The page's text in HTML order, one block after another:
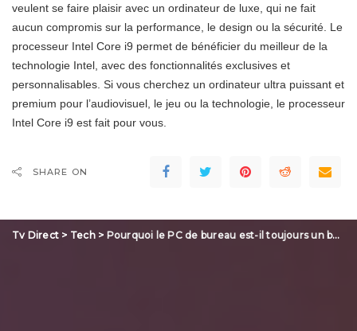
veulent se faire plaisir avec un ordinateur de luxe, qui ne fait
aucun compromis sur la performance, le design ou la sécurité. Le
processeur Intel Core i9 permet de bénéficier du meilleur de la
technologie Intel, avec des fonctionnalités exclusives et
personnalisables. Si vous cherchez un ordinateur ultra puissant et
premium pour l’audiovisuel, le jeu ou la technologie, le processeur
Intel Core i9 est fait pour vous.
SHARE ON
Tv Direct > Tech> Pourquoi le PC de bureau est-il toujours un bon plan en 2024 ?